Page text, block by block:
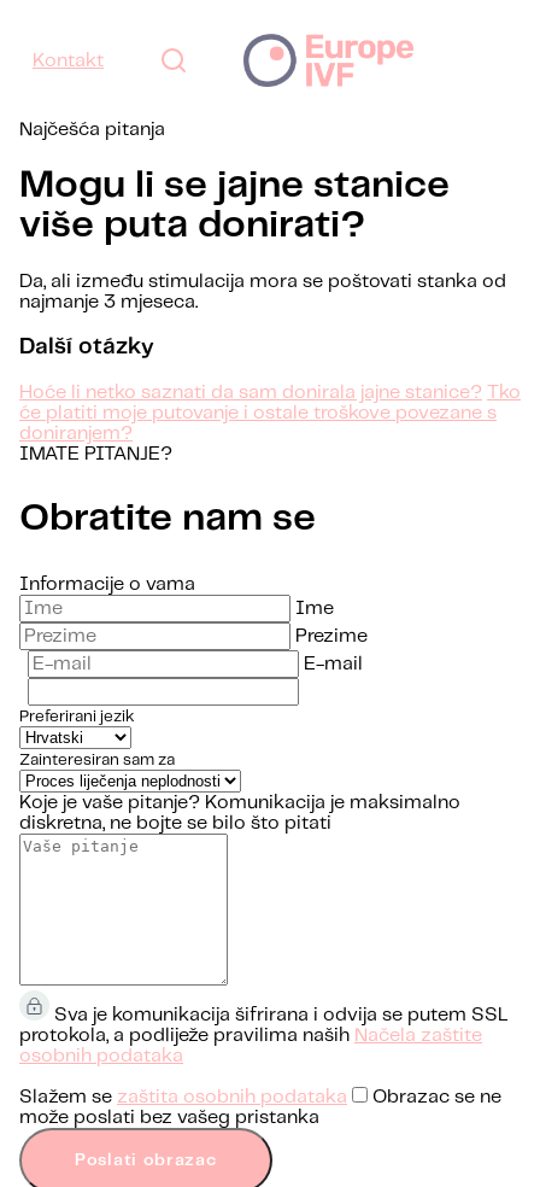
Kontakt
Najčešća pitanja
Mogu li se jajne stanice
više puta donirati?
Da, ali između stimulacija mora se poštovati stanka od
najmanje 3 mjeseca.
Další otázky
Hoće li netko saznati da sam donirala jajne stanice?
Tko
će platiti moje putovanje i ostale troškove povezane s
doniranjem?
IMATE PITANJE?
Obratite nam se
Informacije o vama
Ime
Prezime
E-mail
Preferirani jezik
Zainteresiran sam za
Koje je vaše pitanje? Komunikacija je maksimalno
diskretna, ne bojte se bilo što pitati
Sva je komunikacija šifrirana i odvija se putem SSL
protokola, a podliježe pravilima naših Načela zaštite
osobnih podataka
Slažem se zaštita osobnih podataka
Obrazac se ne
može poslati bez vašeg pristanka
Poslati obrazac